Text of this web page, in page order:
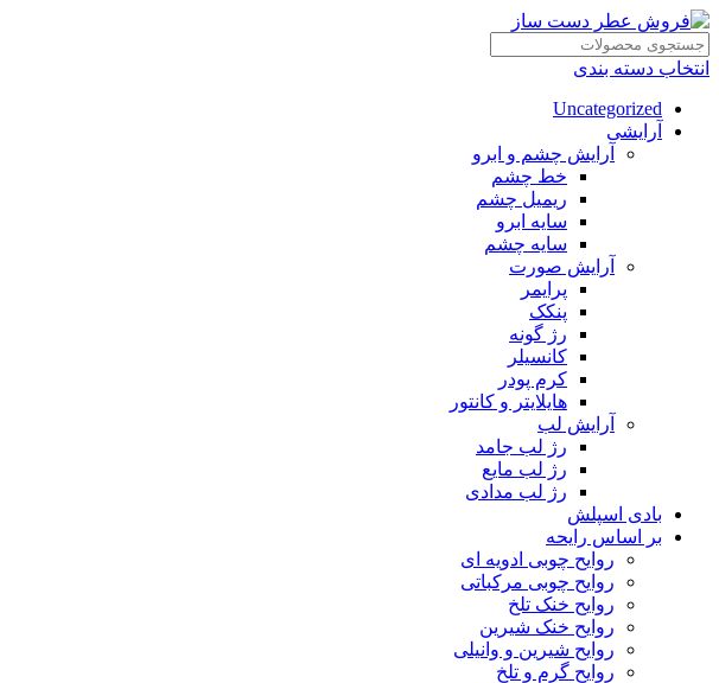
انتخاب دسته بندی
Uncategorized
آرایشی
آرایش چشم و ابرو
خط چشم
ریمیل چشم
سایه ابرو
سایه چشم
آرایش صورت
پرایمر
پنکک
رژ گونه
کانسیلر
کرم پودر
هایلایتر و کانتور
آرایش لب
رژ لب جامد
رژ لب مایع
رژ لب مدادی
بادی اسپلش
بر اساس رایحه
روایح چوبی ادویه ای
روایح چوبی مرکباتی
روایح خنک تلخ
روایح خنک شیرین
روایح شیرین و وانیلی
روایح گرم و تلخ